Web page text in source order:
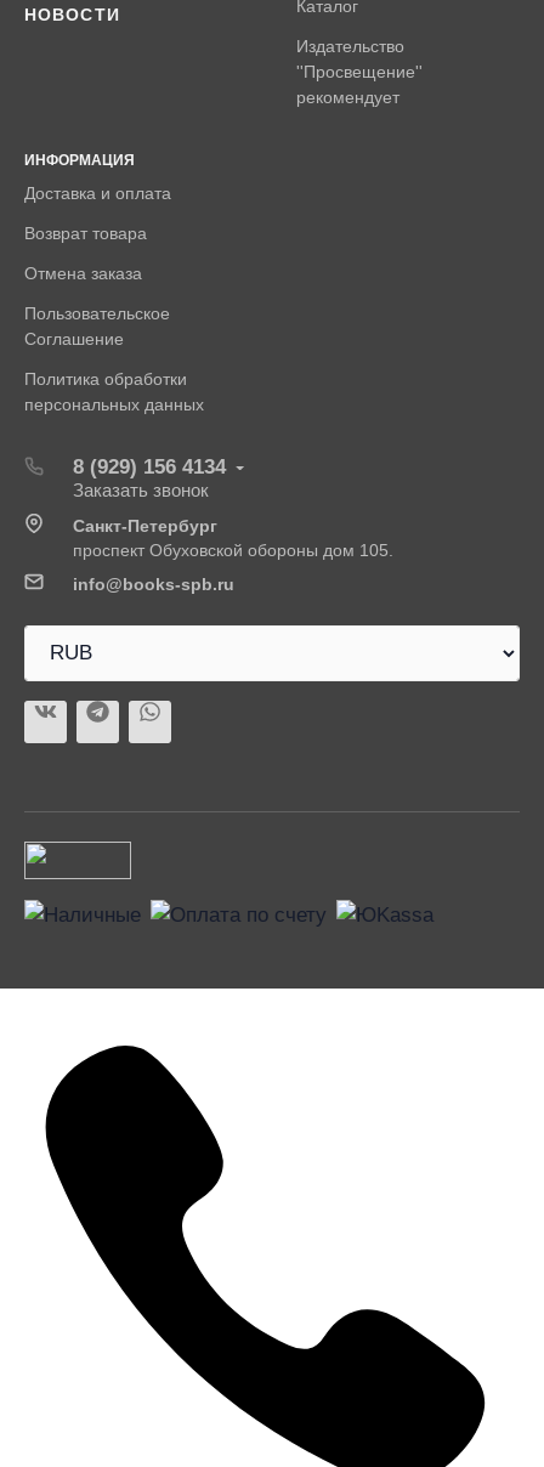
НОВОСТИ Каталог
Издательство
''Просвещение''
рекомендует
ИНФОРМАЦИЯ
Доставка и оплата
Возврат товара
Отмена заказа
Пользовательское
Соглашение
Политика обработки
персональных данных
8 (929) 156 4134
Заказать звонок
Санкт-Петербург
проспект Обуховской обороны дом 105.
info@books-spb.ru